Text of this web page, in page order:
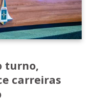
turno,
carreiras